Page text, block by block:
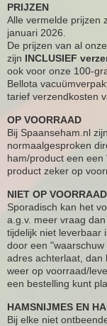
PRIJZEN
Alle vermelde prijzen
januari 2026.
De prijzen van al onze
zijn INCLUSIEF
ook voor onze 100-
Bellota
tarief verzendkosten
OP VOORRAAD
Bij Spaanseham.nl
normaalgesproken
ham/product een
product zeker op
NIET OP VOORRAAD
Sporadisch kan het
a.g.v. meer vraag
tijdelijk niet leverbaar
door een
adres achterlaat, dan
weer op voorraad/
een bestelling kunt
HAMSNIJMES EN
Bij elke niet